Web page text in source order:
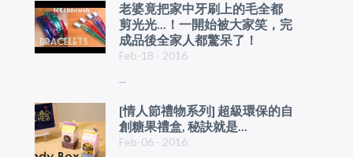
老婆竟把家中牙刷上的毛全都
剪光光...！一開始被大家笑，完
成品後全家人都驚呆了！
Feb-18 - 2016
...
[情人節禮物系列] 超級環保的自
創糖果禮盒, 秘訣就是...
Feb-06 - 2016